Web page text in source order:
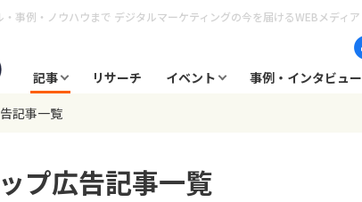
事例・ノウハウまで デジタルマーケティングの今を届けるWEBメディア
記事 リサーチ イベント 事例・インタビュー
記事一覧
プ広告記事一覧